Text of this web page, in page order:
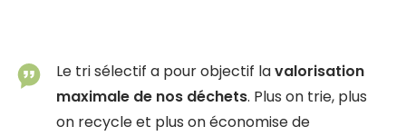
Le tri sélectif a pour objectif lavalorisation
maximale de nos déchets. Plus on trie, plus
on recycle et plus on économise de